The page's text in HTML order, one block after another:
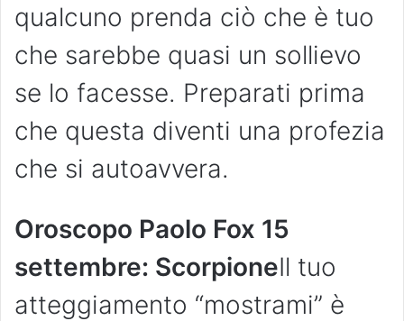
qualcuno prenda ciò che è tuo
che sarebbe quasi un sollievo
se lo facesse. Preparati prima
che questa diventi una profezia
che si autoavvera.
Oroscopo Paolo Fox 15
settembre: ScorpioneIl tuo
atteggiamento “mostrami” è